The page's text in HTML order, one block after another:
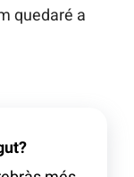
quedaré a